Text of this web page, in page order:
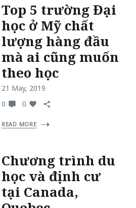
Top 5 trường Đại
học ở Mỹ chất
lượng hàng đầu
mà ai cũng muốn
theo học
21 May, 2019
0
0
READ MORE
Chương trình du
học và định cư
tại Canada,